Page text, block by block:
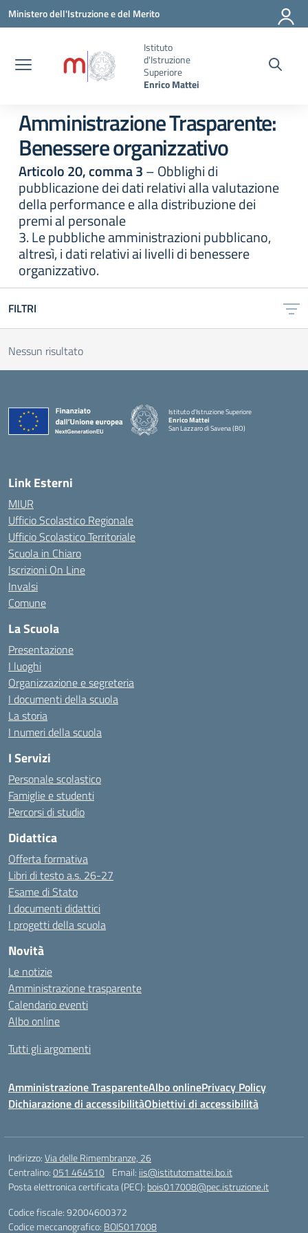
Vai ai contenuti
Vai al menu di navigazione
Vai al footer
Ministero dell'Istruzione e del Merito
Istituto
d'Istruzione
Superiore
Enrico Mattei
Amministrazione Trasparente:
Benessere organizzativo
Articolo 20, comma 3– Obblighi di
pubblicazione dei dati relativi alla valutazione
della performance e alla distribuzione dei
premi al personale
3. Le pubbliche amministrazioni pubblicano,
altresì, i dati relativi ai livelli di benessere
organizzativo.
FILTRI
Nessun risultato
Istituto d'Istruzione Superiore
Enrico Mattei
San Lazzaro di Savena (BO)
Link Esterni
MIUR
Ufficio Scolastico Regionale
Ufficio Scolastico Territoriale
Scuola in Chiaro
Iscrizioni On Line
Invalsi
Comune
La Scuola
Presentazione
I luoghi
Organizzazione e segreteria
I documenti della scuola
La storia
I numeri della scuola
I Servizi
Personale scolastico
Famiglie e studenti
Percorsi di studio
Didattica
Offerta formativa
Libri di testo a.s. 26-27
Esame di Stato
I documenti didattici
I progetti della scuola
Novità
Le notizie
Amministrazione trasparente
Calendario eventi
Albo online
Tutti gli argomenti
Amministrazione TrasparenteAlbo onlinePrivacy Policy
Dichiarazione di accessibilitàObiettivi di accessibilità
Indirizzo:Via delle Rimembranze, 26
Centralino:051 464510 Email: iis@istitutomattei.bo.it
Posta elettronica certificata (PEC): bois017008@pec.istruzione.it
Codice fiscale: 92004600372
Codice meccanografico: BOIS017008